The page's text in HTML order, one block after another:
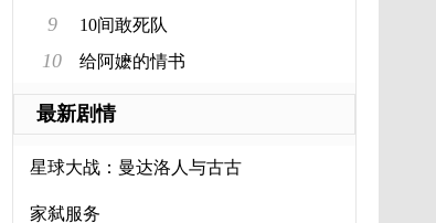
9 10间敢死队
10 给阿嬷的情书
最新剧情
星球大战：曼达洛人与古古
家弑服务